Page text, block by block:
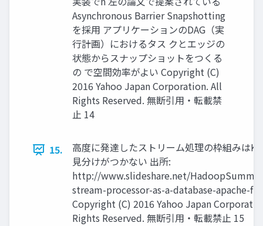
Asynchronous Barrier Snapshotting
を採用 アプリケーションのDAG（実
行計画）におけるタス クとエッジの
状態からスナップショットをつくる
の で空間効率がよい Copyright (C)
2016 Yahoo Japan Corporation. All
Rights Reserved. 無断引用・転載禁
止 14
15.
高度に発達したストリーム処理の枠組みは
見分けがつかない 出所:
http://www.slideshare.net/
stream-processor-as-a-database-apache-
Copyright (C) 2016 Yahoo Japan
Rights Reserved. 無断引用・転載禁止 15